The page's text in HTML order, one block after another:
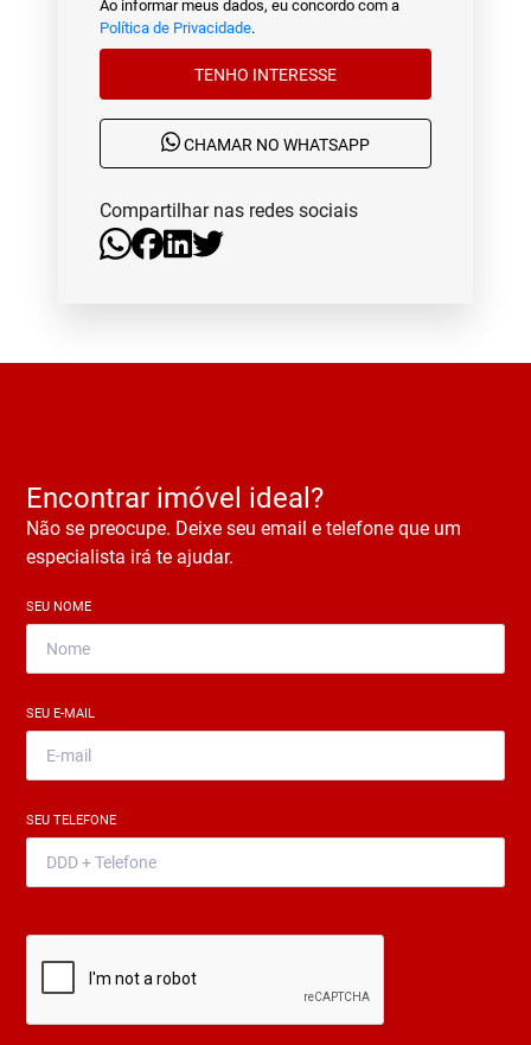
Ao informar meus dados, eu concordo com a
Política de Privacidade.
TENHO INTERESSE
CHAMAR NO WHATSAPP
Compartilhar nas redes sociais
Encontrar imóvel ideal?
Não se preocupe. Deixe seu email e telefone que um
especialista irá te ajudar.
SEU NOME
SEU E-MAIL
SEU TELEFONE